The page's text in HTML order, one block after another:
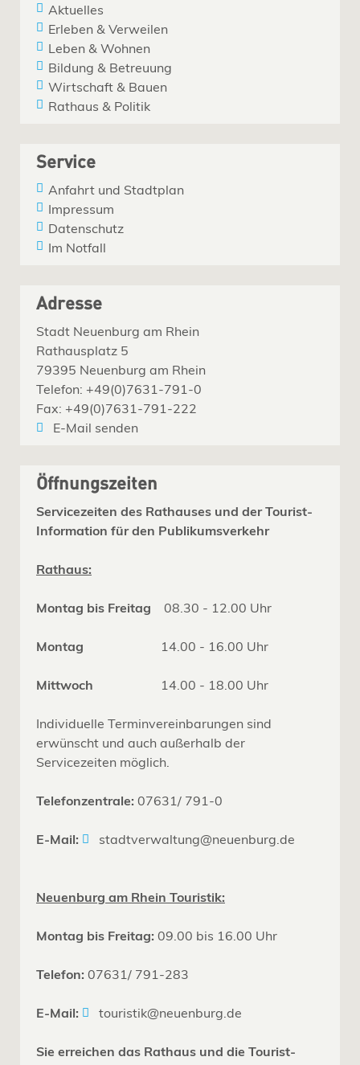
Aktuelles
Erleben & Verweilen
Leben & Wohnen
Bildung & Betreuung
Wirtschaft & Bauen
Rathaus & Politik
Service
Anfahrt und Stadtplan
Impressum
Datenschutz
Im Notfall
Adresse
Stadt Neuenburg am Rhein
Rathausplatz 5
79395 Neuenburg am Rhein
Telefon: +49(0)7631-791-0
Fax: +49(0)7631-791-222
E-Mail senden
Öffnungszeiten
Servicezeiten des Rathauses und der Tourist-
Information für den Publikumsverkehr
Rathaus:
Montag bis Freitag 08.30 - 12.00 Uhr
Montag 14.00 - 16.00 Uhr
Mittwoch 14.00 - 18.00 Uhr
Individuelle Terminvereinbarungen sind
erwünscht und auch außerhalb der
Servicezeiten möglich.
Telefonzentrale: 07631/ 791-0
E-Mail: stadtverwaltung@neuenburg.de
Neuenburg am Rhein Touristik:
Montag bis Freitag: 09.00 bis 16.00 Uhr
Telefon: 07631/ 791-283
E-Mail: touristik@neuenburg.de
Sie erreichen das Rathaus und die Tourist-